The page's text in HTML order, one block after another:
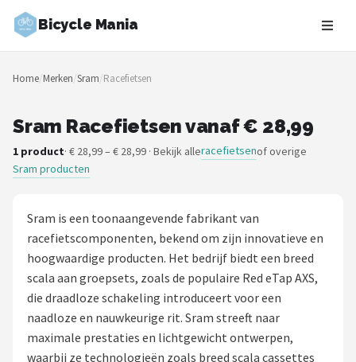
Bicycle Mania
Zoeken
NAVIGATIE
Merken
Fietsroutes
Kinderfietsen
Elektrische fietsen
Home/Merken/Sram/Racefietsen
Sram Racefietsen vanaf € 28,99
1 product· € 28,99 – € 28,99 · Bekijk alleracefietsenof overige
Sram producten
Sram is een toonaangevende fabrikant van
racefietscomponenten, bekend om zijn innovatieve en
hoogwaardige producten. Het bedrijf biedt een breed
scala aan groepsets, zoals de populaire Red eTap AXS,
die draadloze schakeling introduceert voor een
naadloze en nauwkeurige rit. Sram streeft naar
maximale prestaties en lichtgewicht ontwerpen,
waarbij ze technologieën zoals breed scala cassettes